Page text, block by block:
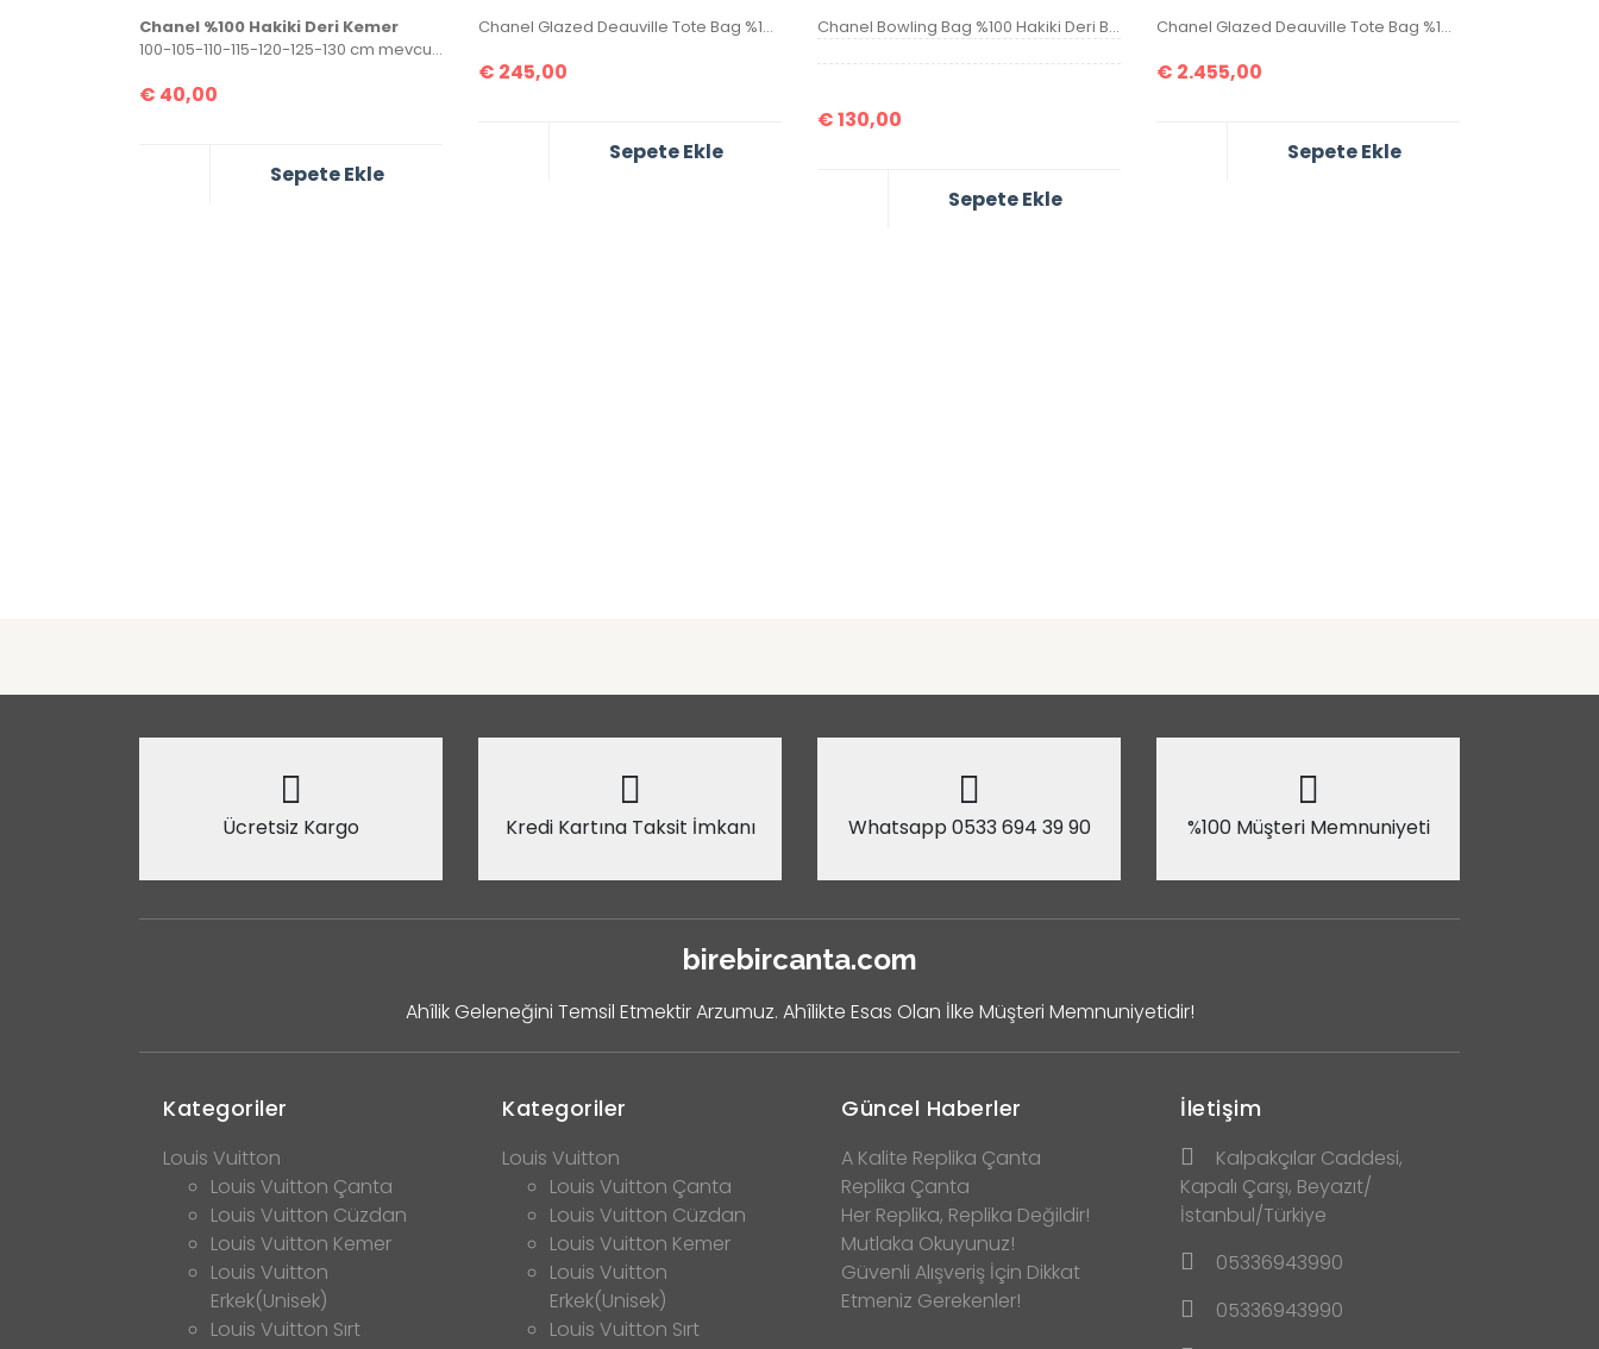
Chanel %100 Hakiki Deri Kemer
100-105-110-115-120-125-130 cm mevcuttur. Seri numaralı, kutulu ve sertifikalı olarak gönderilecektir.
€ 40,00
Sepete Ekle
Chanel Glazed Deauville Tote Bag %100 Hakiki Deri. Gövdesi özel işlenmiş, hakiki dana derisi, sapları ve birleşim kısımları hakiki caviar deridir. İthal aksesuarlı, seri numaralıdır. Ebatı 38x30x20 cm kutulu, toz torbalı, sertifikalıdır.
€ 245,00
Sepete Ekle
Chanel Bowling Bag %100 Hakiki Deri Bayan Çanta. Yüksek kalite, deriden üretilmiştir. İşçiliği birinci sınıftır. Metal kısımlar yazılı aksesuardır ,seri numaralı, birebir üründür. Ebatı 27×18 cm kutulu, toz torbalı, sertifikalıdır.
€130,00
Sepete Ekle
Chanel Glazed Deauville Tote Bag %100 Hakiki Deri. Gövdesi özel işlenmiş, hakiki dana derisi, sapları ve birleşim kısımları hakiki caviar deridir. İthal aksesuarlı, seri numaralıdır. Ebatı 38x30x20 cm kutulu, toz torbalı, sertifikalıdır.
€ 2.455,00
Sepete Ekle
Ücretsiz Kargo Kredi Kartına Taksit İmkanı Whatsapp 0533 694 39 90 %100 Müşteri Memnuniyeti
birebircanta.com
Ahîlik Geleneğini Temsil Etmektir Arzumuz. Ahîlikte Esas Olan İlke Müşteri Memnuniyetidir!
Kategoriler
Louis Vuitton
Louis Vuitton Çanta
Louis Vuitton Cüzdan
Louis Vuitton Kemer
Louis Vuitton
Erkek(Unisek)
Louis Vuitton Sırt
Kategoriler
Louis Vuitton
Louis Vuitton Çanta
Louis Vuitton Cüzdan
Louis Vuitton Kemer
Louis Vuitton
Erkek(Unisek)
Louis Vuitton Sırt
Güncel Haberler
A Kalite Replika Çanta
Replika Çanta
Her Replika, Replika Değildir!
Mutlaka Okuyunuz!
Güvenli Alışveriş İçin Dikkat
Etmeniz Gerekenler!
İletişim
Kalpakçılar Caddesi,
Kapalı Çarşı, Beyazıt/
İstanbul/Türkiye
05336943990
05336943990